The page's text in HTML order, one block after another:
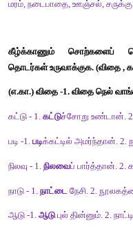
'ஒன்றே குலம் ஒருவனே
இப்படிப்பட்ட
என்பதை
வீட்டில் உள்ள அனைவரும்
அந்தக்குடும்பம்
உயரும். ஒற்றுமையால்